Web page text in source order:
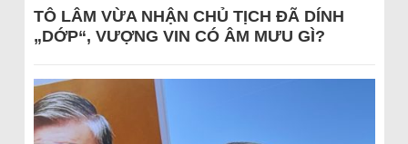
TÔ LÂM VỪA NHẬN CHỦ TỊCH ĐÃ DÍNH
„DỚP“, VƯỢNG VIN CÓ ÂM MƯU GÌ?